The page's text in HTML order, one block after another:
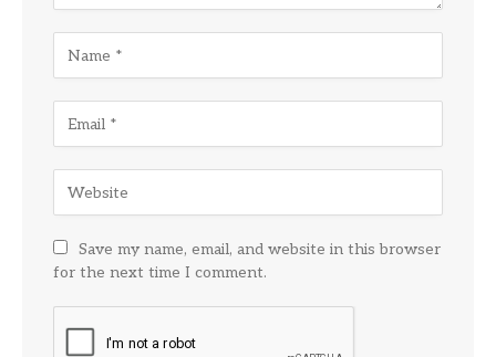
Save my name, email, and website in this browser
for the next time I comment.